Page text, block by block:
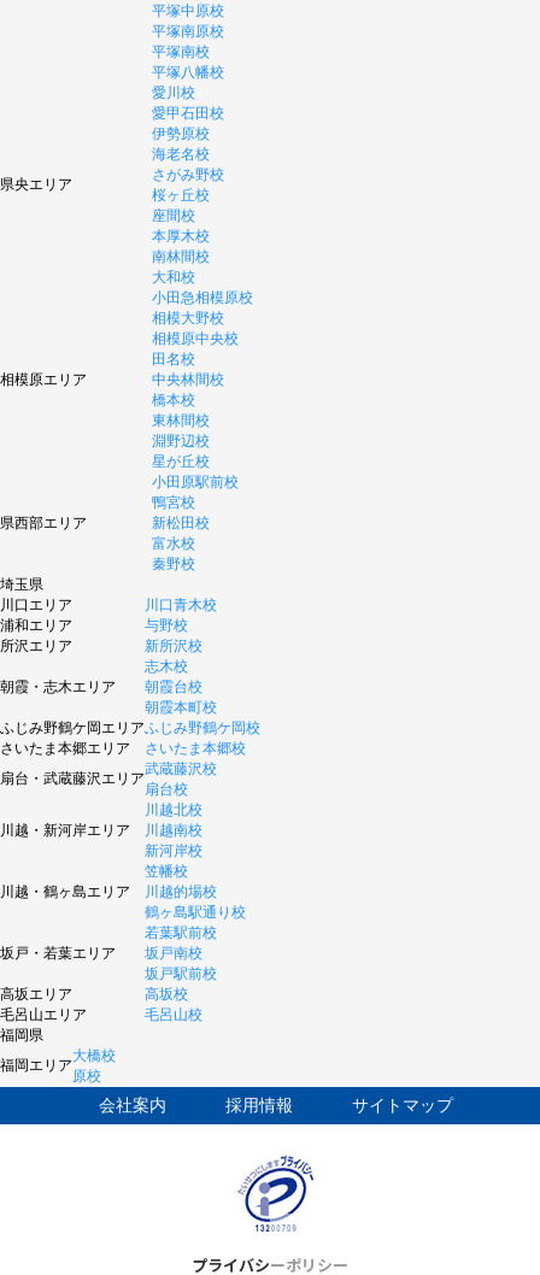
平塚中原校
平塚南原校
平塚南校
平塚八幡校
県央エリア
愛川校
愛甲石田校
伊勢原校
海老名校
さがみ野校
桜ヶ丘校
座間校
本厚木校
南林間校
大和校
相模原エリア
小田急相模原校
相模大野校
相模原中央校
田名校
中央林間校
橋本校
東林間校
淵野辺校
星が丘校
県西部エリア
小田原駅前校
鴨宮校
新松田校
富水校
秦野校
埼玉県
川口エリア
川口青木校
浦和エリア
与野校
所沢エリア
新所沢校
朝霞・志木エリア
志木校
朝霞台校
朝霞本町校
ふじみ野鶴ケ岡エリアふじみ野鶴ケ岡校
さいたま本郷エリア
さいたま本郷校
扇台・武蔵藤沢エリア
武蔵藤沢校
扇台校
川越・新河岸エリア
川越北校
川越南校
新河岸校
川越・鶴ヶ島エリア
笠幡校
川越的場校
鶴ヶ島駅通り校
坂戸・若葉エリア
若葉駅前校
坂戸南校
坂戸駅前校
高坂エリア
高坂校
毛呂山エリア
毛呂山校
福岡県
福岡エリア
大橋校
原校
会社案内 採用情報 サイトマップ
プライバシーポリシー